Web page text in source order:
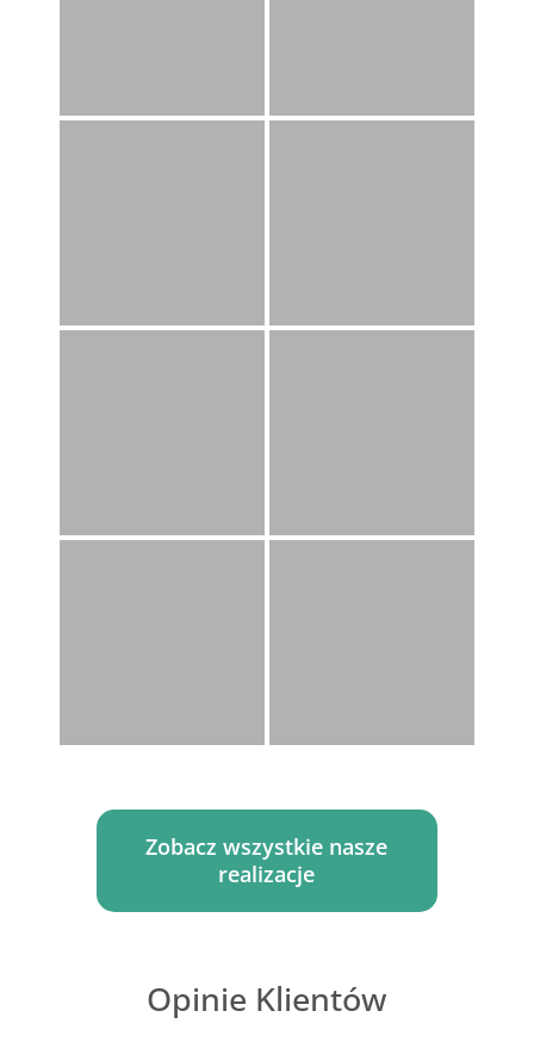
Zobacz wszystkie nasze
realizacje
Opinie Klientów